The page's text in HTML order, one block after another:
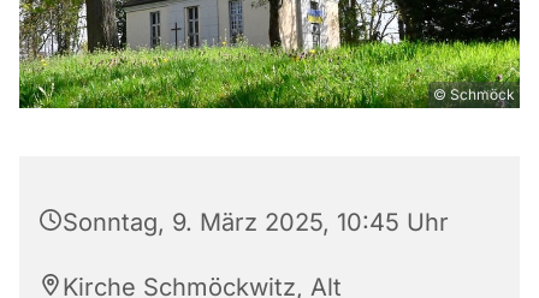
© Schmöck
Sonntag, 9. März 2025, 10:45 Uhr
Kirche Schmöckwitz, Alt